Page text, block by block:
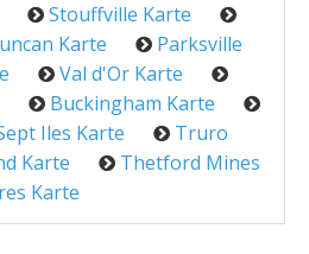
Stouffville Karte
Karte
Parksville
Val d'Or Karte
Buckingham Karte
Iles Karte
Truro
Karte
Thetford Mines
Karte